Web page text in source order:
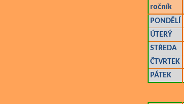
ročník
PONDĚLÍ
ÚTERÝ
STŘEDA
ČTVRTEK
PÁTEK